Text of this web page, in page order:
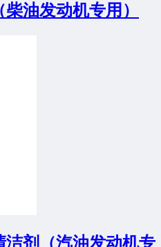
油发动机专用）
剂（汽油发动机专